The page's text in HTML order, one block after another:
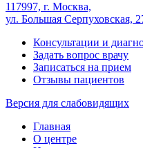
117997, г. Москва,
ул. Большая Серпуховская,
Консультации и
Задать вопрос врачу
Записаться на прием
Отзывы пациентов
Версия для слабовидящих
Главная
О центре